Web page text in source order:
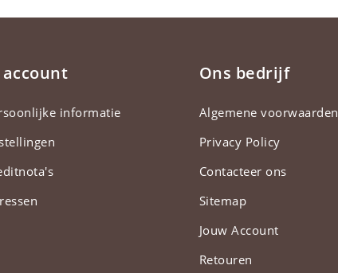
account
informatie
Ons bedrijf
Algemene voorwaarden
Privacy Policy
Contacteer ons
Sitemap
Jouw Account
Retouren